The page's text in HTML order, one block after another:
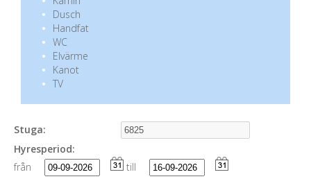
Dusch
Handfat
WC
Elvärme
Kanot
TV
Stuga:
Hyresperiod:
från
till